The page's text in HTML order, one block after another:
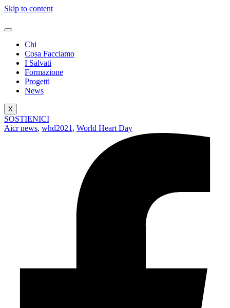
Skip to content
Chi
Cosa Facciamo
I Salvati
Formazione
Progetti
News
X
SOSTIENICI
Aicr news, whd2021 , World Heart Day